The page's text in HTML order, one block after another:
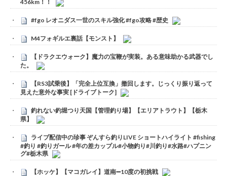
456km！！
#fgo レオニダス一世のスキル強化 #fgo攻略 #歴史
M4フォギルエ裏話【モンスト】
【ドラクエウォーク】魔力の宝鞭が実装。ある意味助かる武器でし
た。
【RS3試乗後】「完全上位互換」撤回します。じっくり振り返って
見えた意外な事実 [ドライブトーク]
釣れない釣堀つり天国【管理釣り場】【エリアトラウト】【栃木
県】
ライブ配信中の珍事 ぞんすら釣りLIVE ショートハイライト #fishing
#釣り #釣りガール #年の差カップル#小物釣り#川釣り#水路#ハプニン
グ#栃木県
【ホッケ】【マコガレイ】道南➖10度の初挑戦